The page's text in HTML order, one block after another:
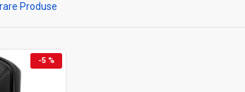
Produse
-5 %